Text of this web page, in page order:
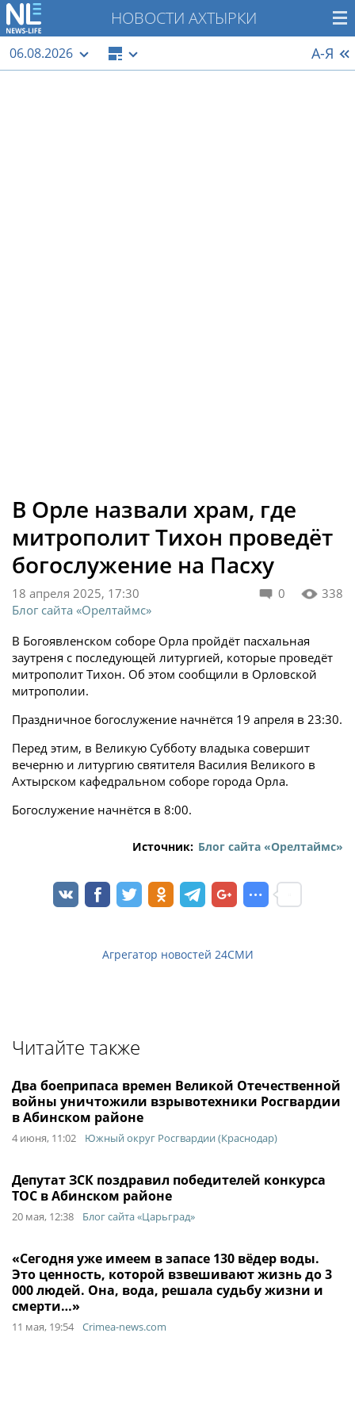
НОВОСТИ АХТЫРКИ
06.08.2026 А-Я
В Орле назвали храм, где
митрополит Тихон проведёт
богослужение на Пасху
0 338
18 апреля 2025, 17:30
Блог сайта «Орелтаймс»
В Богоявленском соборе Орла пройдёт пасхальная
заутреня с последующей литургией, которые проведёт
митрополит Тихон. Об этом сообщили в Орловской
митрополии.
Праздничное богослужение начнётся 19 апреля в 23:30.
Перед этим, в Великую Субботу владыка совершит
вечерню и литургию святителя Василия Великого в
Ахтырском кафедральном соборе города Орла.
Богослужение начнётся в 8:00.
Источник: Блог сайта «Орелтаймс»
Агрегатор новостей 24СМИ
Читайте также
Два боеприпаса времен Великой Отечественной
войны уничтожили взрывотехники Росгвардии
в Абинском районе
4 июня, 11:02 Южный округ Росгвардии (Краснодар)
Депутат ЗСК поздравил победителей конкурса
ТОС в Абинском районе
20 мая, 12:38 Блог сайта «Царьград»
«Сегодня уже имеем в запасе 130 вёдер воды.
Это ценность, которой взвешивают жизнь до 3
000 людей. Она, вода, решала судьбу жизни и
смерти…»
11 мая, 19:54 Crimea-news.com